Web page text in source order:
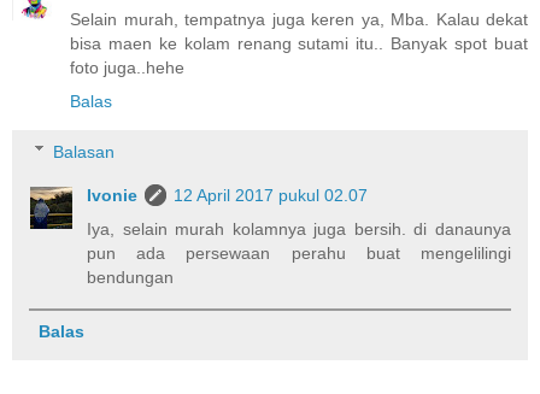
Selain murah, tempatnya juga keren ya, Mba. Kalau dekat
bisa maen ke kolam renang sutami itu.. Banyak spot buat
foto juga..hehe
Balas
Balasan
Ivonie
12 April 2017 pukul 02.07
Iya, selain murah kolamnya juga bersih. di danaunya
pun ada persewaan perahu buat mengelilingi
bendungan
Balas